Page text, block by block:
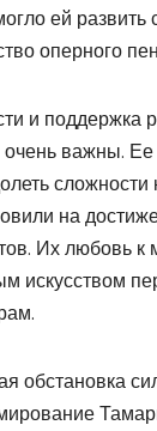
ей развить
оперного
и поддержка
важны. Ее
сложности
на
Их любовь к
искусством
обстановка